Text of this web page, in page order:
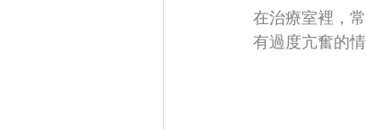
在治療室裡，
有過度亢奮的情